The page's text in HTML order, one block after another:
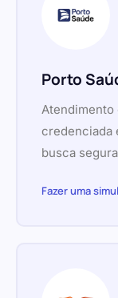
Porto
Atendimento
credenciada
busca
Fazer uma